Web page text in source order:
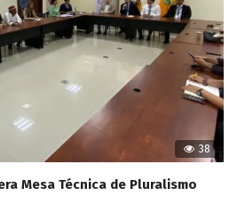
38
Mesa Técnica de Pluralismo